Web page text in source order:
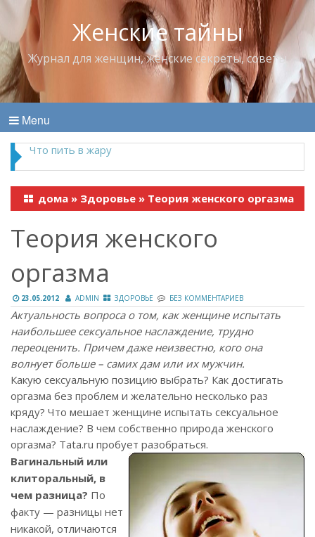
Женские тайны
Журнал для женщин, женские секреты, советы
Menu
Что пить в жару
дома » Здоровье » Теория женского оргазма
Теория женского
оргазма
23.05.2012 ADMIN ЗДОРОВЬЕ БЕЗ КОММЕНТАРИЕВ
Актуальность вопроса о том, как женщине испытать
наибольшее сексуальное наслаждение, трудно
переоценить. Причем даже неизвестно, кого она
волнует больше – самих дам или их мужчин.
Какую сексуальную позицию выбрать? Как достигать
оргазма без проблем и желательно несколько раз
кряду? Что мешает женщине испытать сексуальное
наслаждение? В чем собственно природа женского
оргазма? Tata.ru пробует разобраться.
Вагинальный или
клиторальный, в
чем разница? По
факту — разницы нет
никакой, отличаются